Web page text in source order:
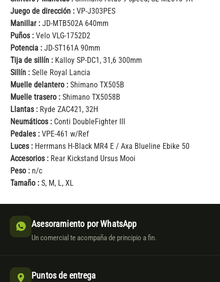
Juego de dirección :VP-J303PES
Manillar :JD-MTB502A 640mm
Puños :Velo VLG-1752D2
Potencia :JD-ST161A 90mm
Tija de sillín : Kalloy SP-DC1, 31,6 300mm
Sillín :Selle Royal Lancia
Muelle delantero :Shimano TX505B
Muelle trasero :Shimano TX5058B
Llantas : Ryde ZAC421, 32H
Neumáticos : Conti DoubleFighter III
Pedales :VPE-461 w/Ref
Luces : Herrmans H-Black MR4 E / Axa Blueline Ebike 50
Accesorios : Rear Kickstand Ursus Mooi
Peso : n/c
Tamaño :S, M, L, XL
Asesoramiento por WhatsApp
Un comercial te acompaña de principio a fin.
Puntos de entrega